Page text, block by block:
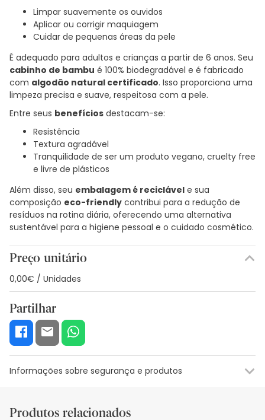
Limpar suavemente os ouvidos
Aplicar ou corrigir maquiagem
Cuidar de pequenas áreas da pele
É adequado para adultos e crianças a partir de 6 anos. Seu
cabinho de bambu é 100% biodegradável e é fabricado
com algodão natural certificado. Isso proporciona uma
limpeza precisa e suave, respeitosa com a pele.
Entre seus benefícios destacam-se:
Resistência
Textura agradável
Tranquilidade de ser um produto vegano, cruelty free
e livre de plásticos
Além disso, seu embalagem é reciclável e sua
composição eco-friendly contribui para a redução de
resíduos na rotina diária, oferecendo uma alternativa
sustentável para a higiene pessoal e o cuidado cosmético.
Preço unitário
0,00€ / Unidades
Partilhar
Informações sobre segurança e produtos
Produtos relacionados